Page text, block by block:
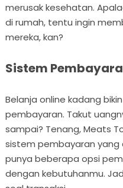
merusak kesehatan.
di rumah, tentu ingin
mereka, kan?
Sistem
Belanja online kadang
pembayaran. Takut
sampai? Tenang, Meats
sistem pembayaran yang
punya beberapa opsi
dengan kebutuhanmu.